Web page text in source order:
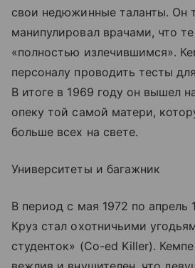
свои недюжинные таланты. Он
манипулировал врачами, что
«полностью излечившимся».
персоналу проводить тесты
В итоге в 1969 году он вышел
опеку той самой матери,
больше всех на свете.
Университеты и багажник
В период с мая 1972 по апрель
Круз стал охотничьими
студенток» (Co-ed Killer).